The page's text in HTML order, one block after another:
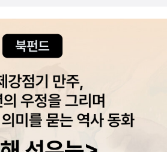
잘 보여준다. 거칠게 '생각할 수 있는
이 존재보다 더 큰 존재 있을 수 없다는
)을 증명하는 안셀무스의 신 존재 증
깊은 영향을 실감하게 된다. 그리고 확
사서기록화와 함께 짝이 되는 <평생
추구했던 삶을 소재로 한다. 양반들에
하는 미래/가능태라면, 사서기록화는
다는 점에서 자못 흥미롭다. 인생의
생명, 그렇지만 죽음'을 선택한 하이데
적인 요소를 과연 '아폴론'의 측면에서
해본다. 존재가 드러나고 밝혀지는 자
-존재로서 주목하면, '현-존재'는 세계
된다. 오해의 여지를 무릅쓰고 말하면,
따로 있지 않고 세계가 따로 있지 않
조응하여 세계로서 열리는 것이다. 그
-존재는 세계가 드러나는 장, 세계가